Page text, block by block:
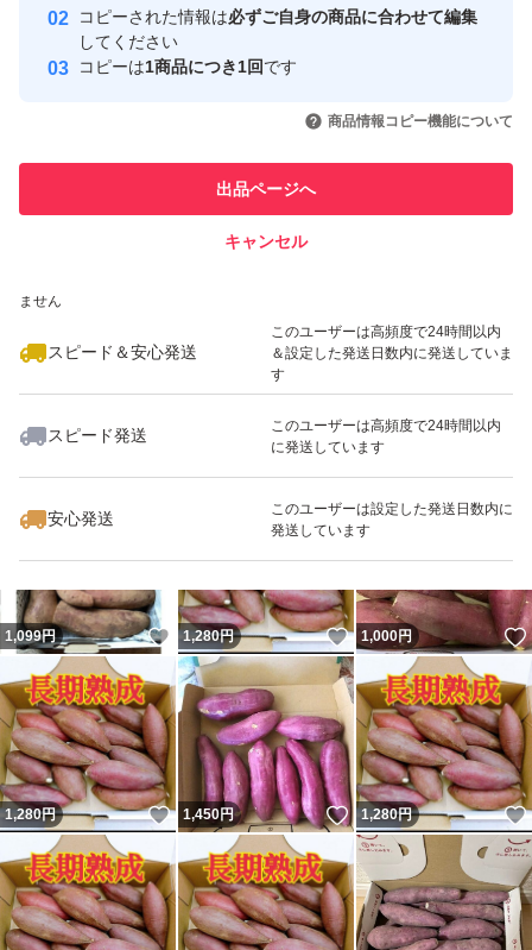
取引実績
引を完了させた実績があります
での取引実績があります
ません
スピード＆安心発送
このユーザーは高頻度で24時間以内
＆設定した発送日数内に発送していま
す
スピード発送
このユーザーは高頻度で24時間以内
に発送しています
安心発送
このユーザーは設定した発送日数内に
発送しています
コピーされた情報は必ずご自身の商品に合わせて編集
してください
コピーは1商品につき1回です
商品情報コピー機能について
出品ページへ
キャンセル
いいね！
1,280
1,099円 いいね！
1,280円 いいね！
1,000円
1,280円 いいね！
1,450円 いいね！
1,280円